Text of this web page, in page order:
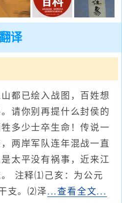
翻译
已绘入战图，百姓想
请你别再提什么封侯的
多少士卒生命！传说一
两岸军队连年混战一直
太平没有祸事，近来江
注释⑴己亥：为公元
支。⑵泽 ...查看全文...